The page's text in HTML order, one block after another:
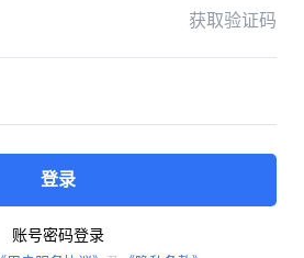
获取验证码
登录
账号密码登录